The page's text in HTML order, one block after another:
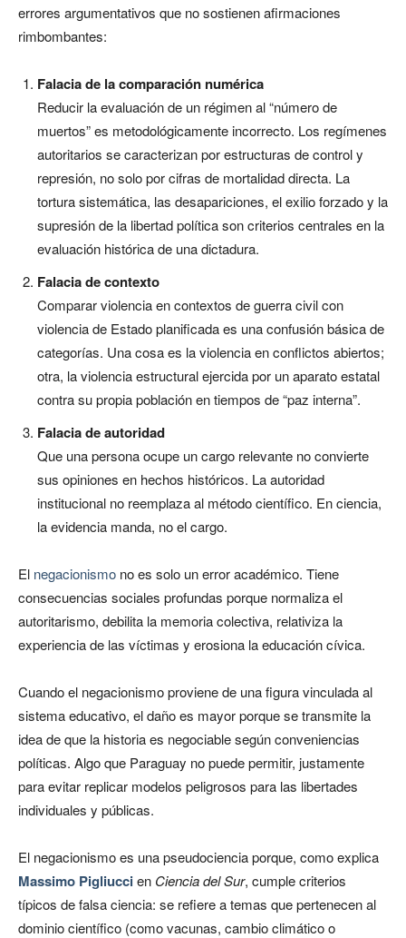
errores argumentativos que no sostienen afirmaciones
rimbombantes:
Falacia de la comparación numérica
Reducir la evaluación de un régimen al “número de
muertos” es metodológicamente incorrecto. Los regímenes
autoritarios se caracterizan por estructuras de control y
represión, no solo por cifras de mortalidad directa. La
tortura sistemática, las desapariciones, el exilio forzado y la
supresión de la libertad política son criterios centrales en la
evaluación histórica de una dictadura.
Falacia de contexto
Comparar violencia en contextos de guerra civil con
violencia de Estado planificada es una confusión básica de
categorías. Una cosa es la violencia en conflictos abiertos;
otra, la violencia estructural ejercida por un aparato estatal
contra su propia población en tiempos de “paz interna”.
Falacia de autoridad
Que una persona ocupe un cargo relevante no convierte
sus opiniones en hechos históricos. La autoridad
institucional no reemplaza al método científico. En ciencia,
la evidencia manda, no el cargo.
El negacionismo no es solo un error académico. Tiene
consecuencias sociales profundas porque normaliza el
autoritarismo, debilita la memoria colectiva, relativiza la
experiencia de las víctimas y erosiona la educación cívica.
Cuando el negacionismo proviene de una figura vinculada al
sistema educativo, el daño es mayor porque se transmite la
idea de que la historia es negociable según conveniencias
políticas. Algo que Paraguay no puede permitir, justamente
para evitar replicar modelos peligrosos para las libertades
individuales y públicas.
El negacionismo es una pseudociencia porque, como explica
Massimo Pigliuccien Ciencia del Sur, cumple criterios
típicos de falsa ciencia: se refiere a temas que pertenecen al
dominio científico (como vacunas, cambio climático o